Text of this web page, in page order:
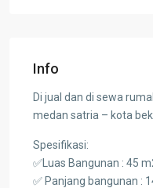
Info
Di jual dan di sewa
medan satria – kota
Spesifikasi:
✅Luas Bangunan : 45
✅ Panjang bangunan :